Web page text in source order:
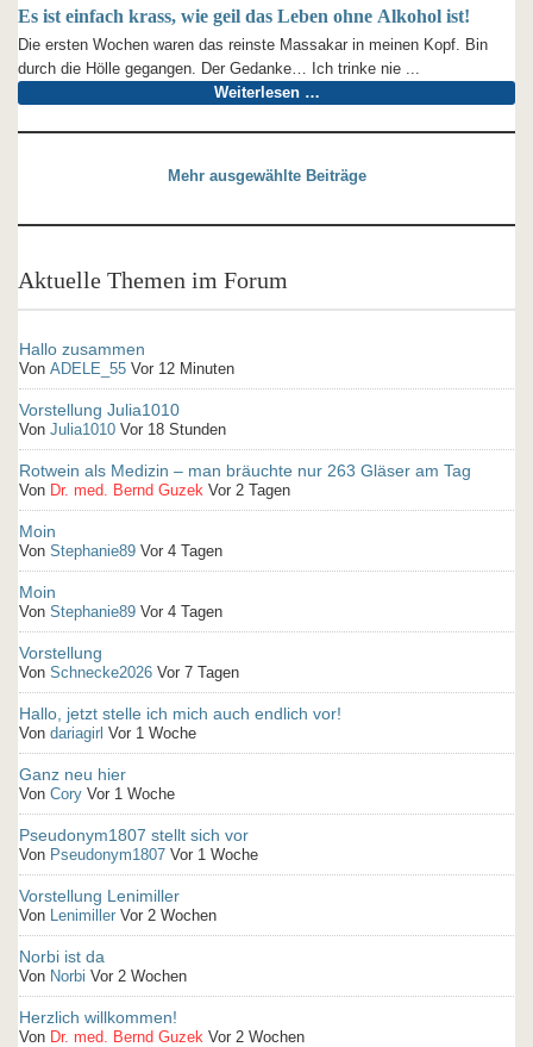
Es ist einfach krass, wie geil das Leben ohne Alkohol ist!
Die ersten Wochen waren das reinste Massakar in meinen Kopf. Bin
durch die Hölle gegangen. Der Gedanke… Ich trinke nie ...
Weiterlesen …
Mehr ausgewählte Beiträge
Aktuelle Themen im Forum
Hallo zusammen
Von ADELE_55 Vor 12 Minuten
Vorstellung Julia1010
Von Julia1010 Vor 18 Stunden
Rotwein als Medizin – man bräuchte nur 263 Gläser am Tag
Von Dr. med. Bernd Guzek Vor 2 Tagen
Moin
Von Stephanie89 Vor 4 Tagen
Moin
Von Stephanie89 Vor 4 Tagen
Vorstellung
Von Schnecke2026 Vor 7 Tagen
Hallo, jetzt stelle ich mich auch endlich vor!
Von dariagirl Vor 1 Woche
Ganz neu hier
Von Cory Vor 1 Woche
Pseudonym1807 stellt sich vor
Von Pseudonym1807 Vor 1 Woche
Vorstellung Lenimiller
Von Lenimiller Vor 2 Wochen
Norbi ist da
Von Norbi Vor 2 Wochen
Herzlich willkommen!
Von Dr. med. Bernd Guzek Vor 2 Wochen